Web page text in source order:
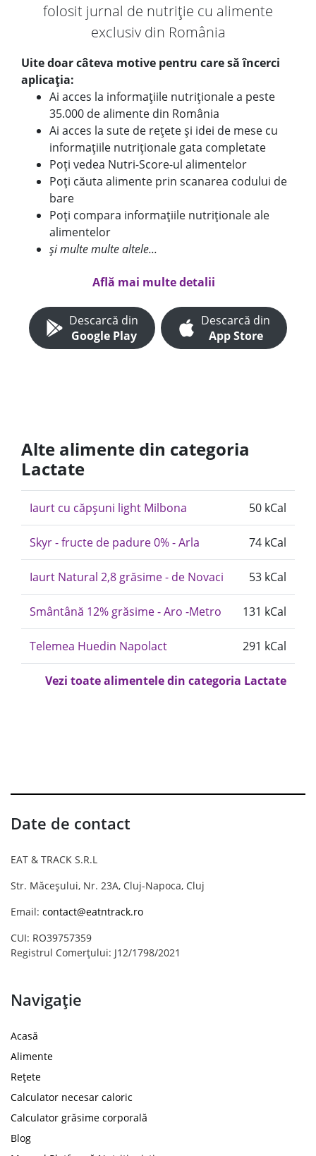
folosit jurnal de nutriție cu alimente
exclusiv din România
Uite doar câteva motive pentru care să încerci
aplicația:
Ai acces la informațiile nutriționale a peste
35.000 de alimente din România
Ai acces la sute de rețete și idei de mese cu
informațiile nutriționale gata completate
Poți vedea Nutri-Score-ul alimentelor
Poți căuta alimente prin scanarea codului de
bare
Poți compara informațiile nutriționale ale
alimentelor
și multe multe altele...
Află mai multe detalii
Descarcă din
Google Play
Descarcă din
App Store
Alte alimente din categoria
Lactate
Iaurt cu căpșuni light Milbona 50 kCal
Skyr - fructe de padure 0% - Arla 74 kCal
Iaurt Natural 2,8 grăsime - de Novaci 53 kCal
Smântână 12% grăsime - Aro -Metro 131 kCal
Telemea Huedin Napolact 291 kCal
Vezi toate alimentele din categoria Lactate
Date de contact
EAT & TRACK S.R.L
Str. Măceșului, Nr. 23A, Cluj-Napoca, Cluj
Email: contact@eatntrack.ro
CUI: RO39757359
Registrul Comerțului: J12/1798/2021
Navigație
Acasă
Alimente
Rețete
Calculator necesar caloric
Calculator grăsime corporală
Blog